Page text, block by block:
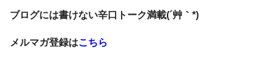
ブログには書けない辛口トーク満載(´艸｀*)
メルマガ登録はこちら